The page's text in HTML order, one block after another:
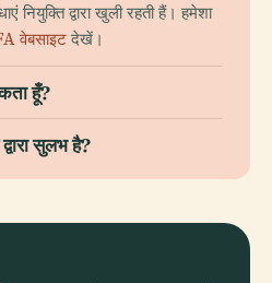
नियुक्ति द्वारा खुली रहती हैं। हमेशा
वेबसाइटदेखें।
हूँ?
सुलभ है?